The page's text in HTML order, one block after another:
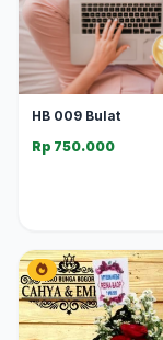
HB 009 Bulat
Rp 750.000